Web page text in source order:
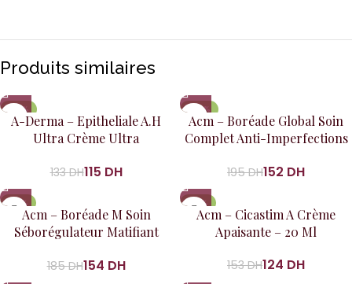
Produits similaires
-14%
A-Derma – Epitheliale A.H
Ultra Crème Ultra
133DH115 DH
-22%
Acm – Boréade Global Soin
Complet Anti-Imperfections
195DH152 DH
-17%
Acm – Boréade M Soin
Séborégulateur Matifiant
185DH154 DH
-19%
Acm – Cicastim A Crème
Apaisante – 20 Ml
153DH124 DH